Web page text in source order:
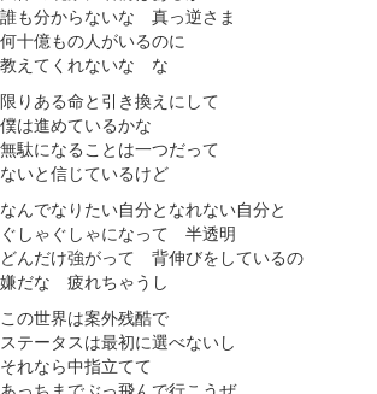
誰も分からないな 真っ逆さま
何十億もの人がいるのに
教えてくれないな な
限りある命と引き換えにして
僕は進めているかな
無駄になることは一つだって
ないと信じているけど
なんでなりたい自分となれない自分と
ぐしゃぐしゃになって 半透明
どんだけ強がって 背伸びをしているの
嫌だな 疲れちゃうし
この世界は案外残酷で
ステータスは最初に選べないし
それなら中指立てて